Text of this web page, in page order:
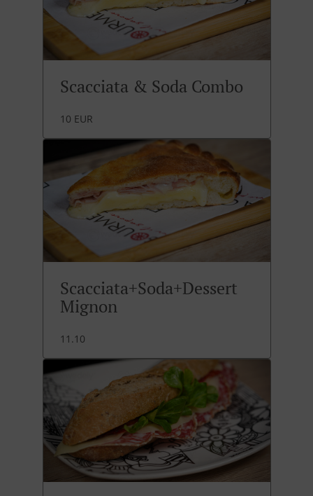
Scacciata & Soda Combo
10 EUR
Scacciata+Soda+Dessert
Mignon
11.10